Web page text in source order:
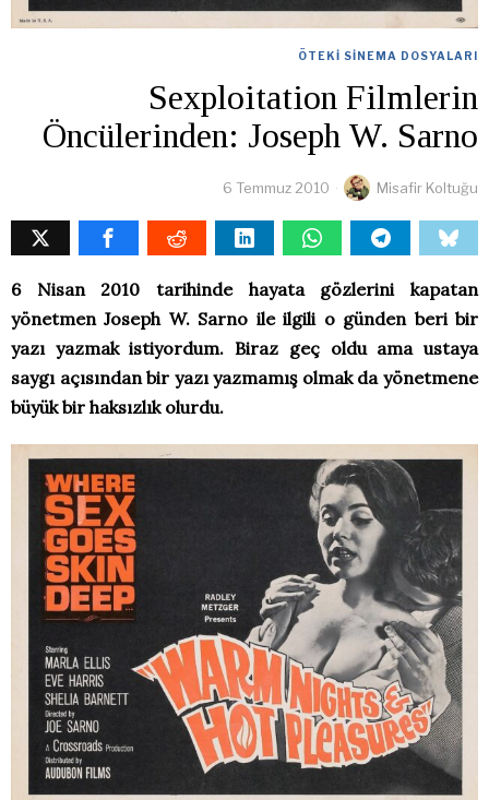
ÖTEKI SINEMA DOSYALARI
Sexploitation Filmlerin
Öncülerinden: Joseph W. Sarno
6 Temmuz 2010 Misafir Koltuğu
6 Nisan 2010 tarihinde hayata gözlerini kapatan
yönetmen Joseph W. Sarno ile ilgili o günden beri bir
yazı yazmak istiyordum. Biraz geç oldu ama ustaya
saygı açısından bir yazı yazmamış olmak da yönetmene
büyük bir haksızlık olurdu.